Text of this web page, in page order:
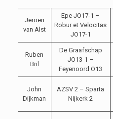
Jeroen
van Alst
Epe JO17-1 –
Robur et Velocitas
JO17-1
Ruben
Bril
De Graafschap
JO13-1 –
Feyenoord O13
John
Dijkman
AZSV 2 – Sparta
Nijkerk 2